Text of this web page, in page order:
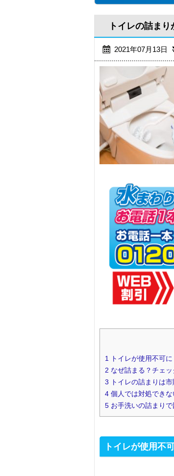
トイレの詰ま
2021年07月13日
1 トイレが使用不可
2 なぜ詰まる？チェ
3 トイレの詰まりは
4 個人では対処でき
5 お手洗いの詰まり
トイレが使用不